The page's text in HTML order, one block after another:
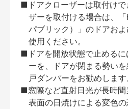
■ドアクローザーは取付け
ザーを取付ける場合は、
パブリック）」のドアお
使用ください。
■ドアを開放状態で止める
ーを、ドアが閉まる勢い
戸ダンパーをお勧めします
■窓際など直射日光が長時間
表面の日焼けによる変色